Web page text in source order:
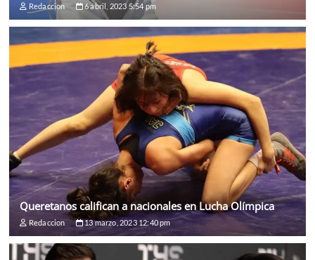
Redaccion 6 abril, 2023 5:54 pm
Queretanos califican a nacionales en Lucha Olímpica
Redaccion 13 marzo, 2023 12:40 pm